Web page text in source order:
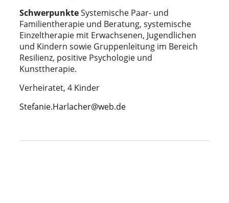
SchwerpunkteSystemische Paar- und
Familientherapie und Beratung, systemische
Einzeltherapie mit Erwachsenen, Jugendlichen
und Kindern sowie Gruppenleitung im Bereich
Resilienz, positive Psychologie und
Kunsttherapie.
Verheiratet, 4 Kinder
Stefanie.Harlacher@web.de